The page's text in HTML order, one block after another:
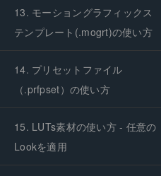
13. モーショングラフィックス
テンプレート(.mogrt)の使い方
14. プリセットファイル
（.prfpset）の使い方
15. LUTs素材の使い方 - 任意の
Lookを適用